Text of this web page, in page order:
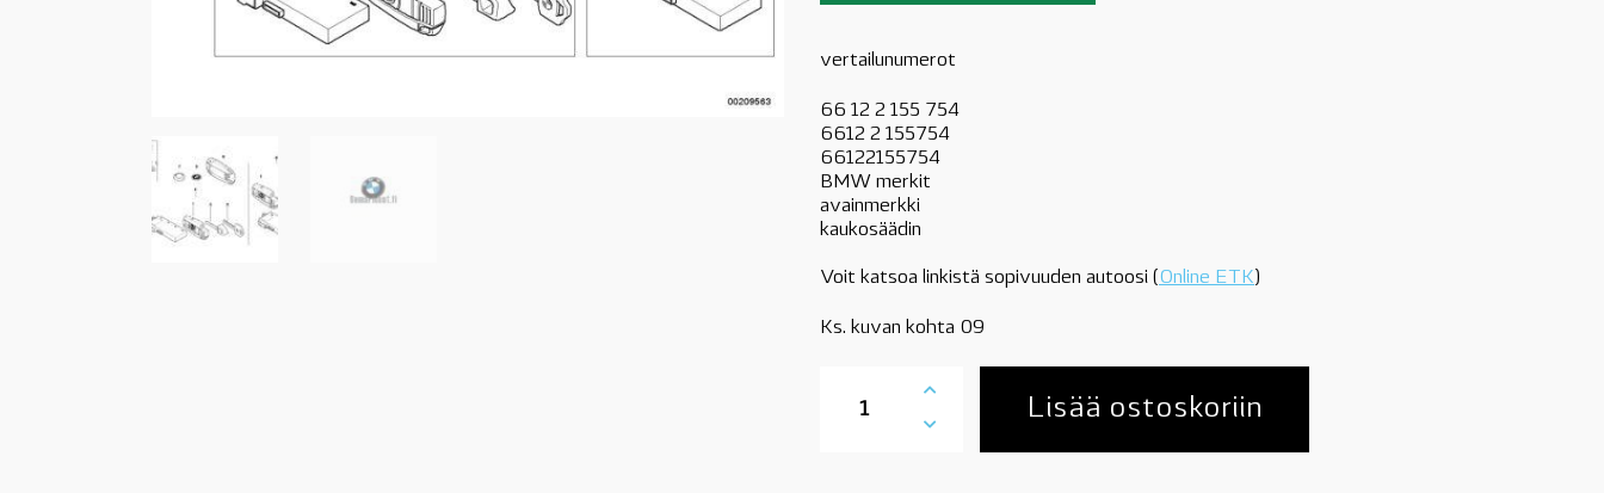
vertailunumerot
66 12 2 155 754
6612 2 155754
66122155754
BMW merkit
avainmerkki
kaukosäädin
Voit katsoa linkistä sopivuuden autoosi (Online ETK)
Ks. kuvan kohta 09
BMW
Lisää ostoskoriin